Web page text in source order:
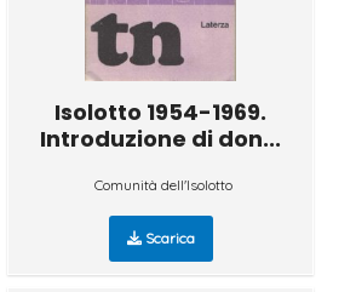
Isolotto 1954-1969.
Introduzione di don...
Comunità dell'Isolotto
Scarica